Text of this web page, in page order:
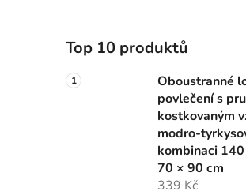
Top 10 produktů
Oboustranné
povlečení s
kostkovaným
modro-
kombinaci
70 × 90 cm
339 Kč